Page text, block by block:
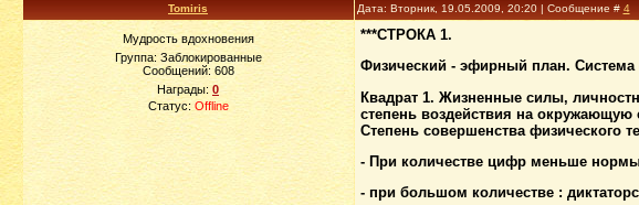
Tomiris Дата: Вторник, 19.05.2009, 20:20 | Сообщение # 4
Мудрость вдохновения
Группа: Заблокированные
Сообщений: 608
Награды: 0
Статус: Offline
***СТРОКА 1.
Физический - эфирный план. Система
Квадрат 1. Жизненные силы,
степень воздействия на окружающую
Степень совершенства физического
- При количестве цифр меньше нормы:
- при большом количестве :